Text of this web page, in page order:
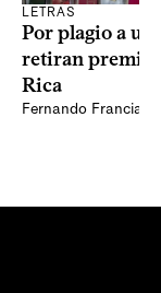
LETRAS
Por plagio a
retiran premio
Rica
Fernando Francia,